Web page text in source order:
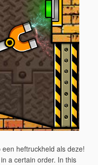
heftruckheld als deze!
a certain order. In this